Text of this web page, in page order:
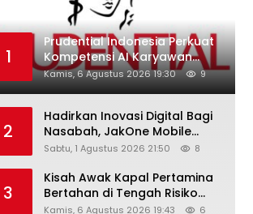
1
Prudential Indonesia Perkuat
Kompetensi AI Karyawan
Lewat AI Week
Kamis, 6 Agustus 2026 19:30 9
2
Hadirkan Inovasi Digital Bagi
Nasabah, JakOne Mobile
Antar Bank Jakarta Sukses
Awards 2026
Sabtu, 1 Agustus 2026 21:50 8
3
Kisah Awak Kapal Pertamina
Bertahan di Tengah Risiko
Pelayaran Selat Hormuz
Kamis, 6 Agustus 2026 19:43 6